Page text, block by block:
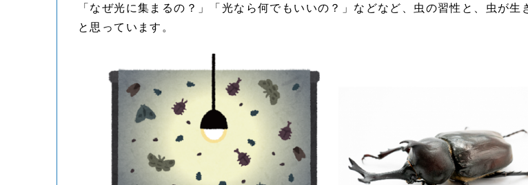
「なぜ光に集まるの？」「光なら何でもいいの？」などなど、虫の習性と、虫が
と思っています。